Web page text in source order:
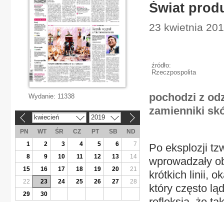
Świat
23 kwietnia
źródło:
Rzeczpospolita
pochodzi z
zamienniki
Po eksplozji
wprowadzały
krótkich linii,
który często
Wydanie: 11338
kwiecień 2019
PN WT ŚR CZ PT SB
ND
1
2 3 4 5 6
7
8
9 10 11 12 13
14
15
16 17 18 19 20
21
22
23 24 25 26 27
28
29
30